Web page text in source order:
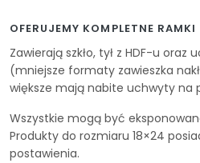
OFERUJEMY KOMPLETNE RAMKI
Zawierają szkło, tył z HDF-u oraz
(mniejsze formaty zawieszka
większe mają nabite uchwyty na
Wszystkie mogą być
Produkty do rozmiaru 18×24
postawienia.